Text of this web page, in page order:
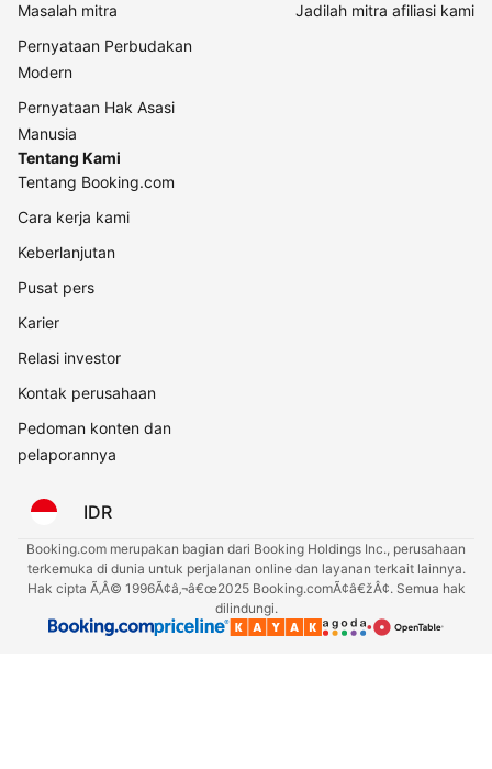
Masalah mitra
Pernyataan Perbudakan
Modern
Pernyataan Hak Asasi
Manusia
Jadilah mitra afiliasi kami
Tentang Kami
Tentang Booking.com
Cara kerja kami
Keberlanjutan
Pusat pers
Karier
Relasi investor
Kontak perusahaan
Pedoman konten dan
pelaporannya
IDR
Booking.com merupakan bagian dari Booking Holdings Inc., perusahaan
terkemuka di dunia untuk perjalanan online dan layanan terkait lainnya.
Hak cipta Ã‚Â© 1996Ã¢â‚¬â€œ2025 Booking.comÃ¢â€žÂ¢. Semua hak
dilindungi.